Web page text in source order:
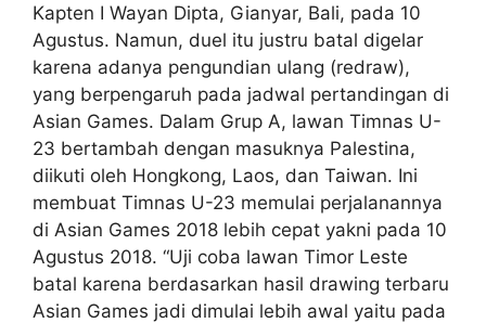
Kapten I Wayan Dipta, Gianyar, Bali, pada 10
Agustus. Namun, duel itu justru batal digelar
karena adanya pengundian ulang (redraw),
yang berpengaruh pada jadwal pertandingan di
Asian Games. Dalam Grup A, lawan Timnas U-
23 bertambah dengan masuknya Palestina,
diikuti oleh Hongkong, Laos, dan Taiwan. Ini
membuat Timnas U-23 memulai perjalanannya
di Asian Games 2018 lebih cepat yakni pada 10
Agustus 2018. “Uji coba lawan Timor Leste
batal karena berdasarkan hasil drawing terbaru
Asian Games jadi dimulai lebih awal yaitu pada